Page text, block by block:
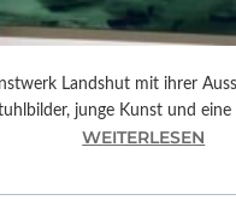
R
S
E
U
E
F
Landshut mit ihrer
junge Kunst und
WEITERLESEN
I